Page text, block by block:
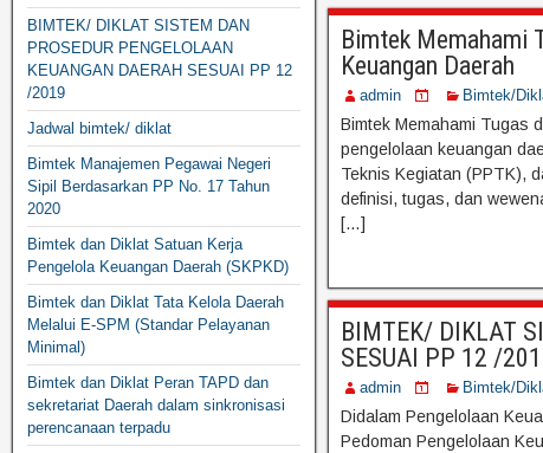
Bimtek Memahami
Keuangan Daerah
admin Bimtek/
Bimtek Memahami Tugas
pengelolaan keuangan
Teknis Kegiatan (PPTK),
definisi, tugas, dan
[…]
BIMTEK/ DIKLAT
SESUAI PP 12 /
admin Bimtek/
Didalam Pengelolaan
Pedoman Pengelolaan
BIMTEK/ DIKLAT SISTEM DAN
PROSEDUR PENGELOLAAN
KEUANGAN DAERAH SESUAI PP 12
/2019
Jadwal bimtek/ diklat
Bimtek Manajemen Pegawai Negeri
Sipil Berdasarkan PP No. 17 Tahun
2020
Bimtek dan Diklat Satuan Kerja
Pengelola Keuangan Daerah (SKPKD)
Bimtek dan Diklat Tata Kelola Daerah
Melalui E-SPM (Standar Pelayanan
Minimal)
Bimtek dan Diklat Peran TAPD dan
sekretariat Daerah dalam sinkronisasi
perencanaan terpadu